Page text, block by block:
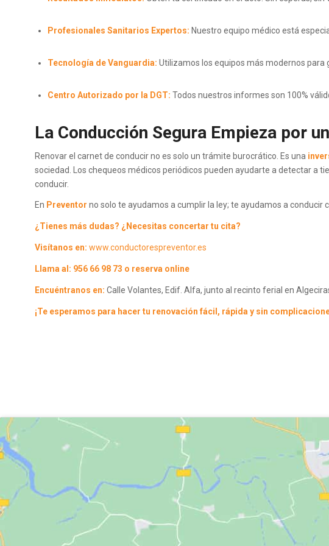
Profesionales Sanitarios Expertos: Nuestro equipo médico está
Tecnología de Vanguardia: Utilizamos los equipos más modernos para
Centro Autorizado por la DGT: Todos nuestros informes son 100%
La Conducción Segura Empieza por
Renovar el carnet de conducir no es solo un trámite burocrático. Es una
sociedad. Los chequeos médicos periódicos pueden ayudarte a detectar a
conducir.
En Preventor no solo te ayudamos a cumplir la ley; te ayudamos a conducir
¿Tienes más dudas? ¿Necesitas concertar tu cita?
Visítanos en: www.conductorespreventor.es
Llama al: 956 66 98 73 o reserva online
Encuéntranos en: Calle Volantes, Edif. Alfa, junto al recinto ferial en
¡Te esperamos para hacer tu renovación fácil, rápida y sin